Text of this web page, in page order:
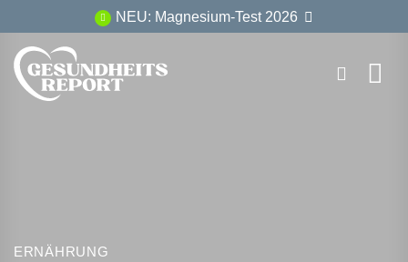
Inhalt
springen
NEU: Magnesium-Test 2026
ERNÄHRUNG